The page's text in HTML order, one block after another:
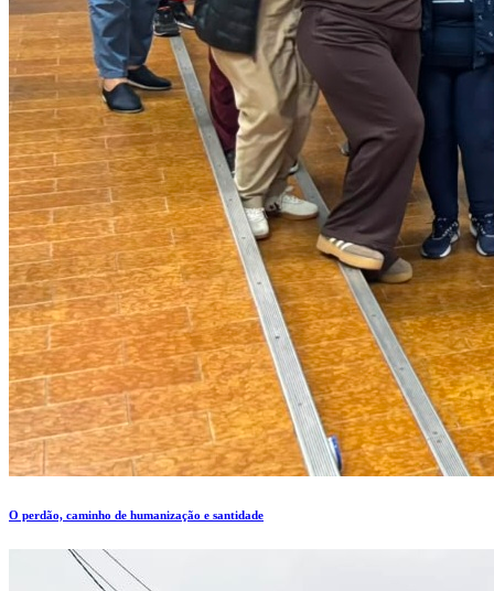
O perdão, caminho de humanização e santidade